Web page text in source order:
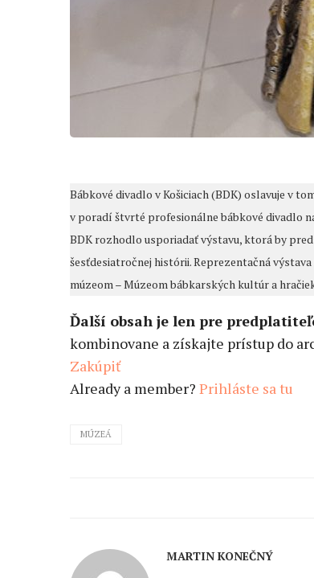
Bábkové divadlo v Košiciach (BDK) oslavuje v
v poradí štvrté profesionálne bábkové divadlo
BDK rozhodlo usporiadať výstavu, ktorá by
šesťdesiatročnej histórii. Reprezentačná
múzeom – Múzeom bábkarských kultúr a
Ďalší obsah je len pre
kombinovane a získajte prístup do
Zakúpiť
Already a member? Prihláste sa tu
MÚZEÁ
MARTIN KONEČNÝ